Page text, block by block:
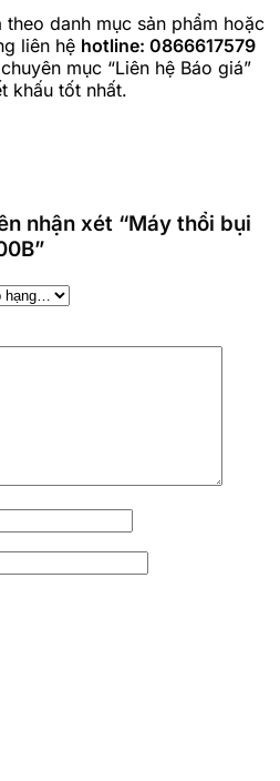
danh mục sản phẩm hoặc
liên hệ hotline: 0866617579
mục “Liên hệ Báo giá”
khấu tốt nhất.
nhận xét “Máy thổi bụi